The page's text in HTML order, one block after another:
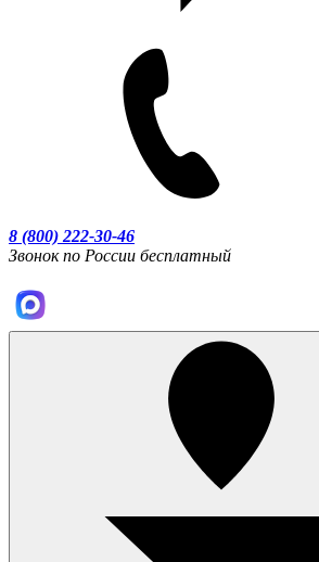
8 (800) 222-30-46
Звонок по России бесплатный